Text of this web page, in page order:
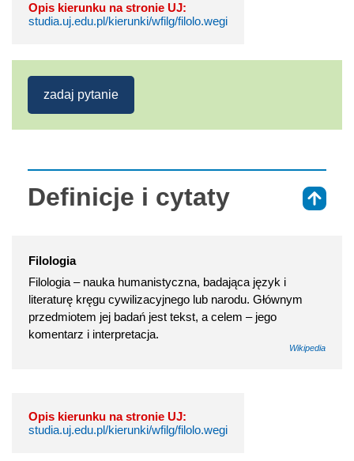
Opis kierunku na stronie UJ:
studia.uj.edu.pl/kierunki/wfilg/filolo.wegi
zadaj pytanie
Definicje i cytaty
Filologia
Filologia – nauka humanistyczna, badająca język i
literaturę kręgu cywilizacyjnego lub narodu. Głównym
przedmiotem jej badań jest tekst, a celem – jego
komentarz i interpretacja.
Wikipedia
Opis kierunku na stronie UJ:
studia.uj.edu.pl/kierunki/wfilg/filolo.wegi